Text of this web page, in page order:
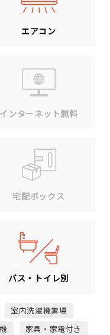
エアコン
インターネット無料
宅配ボックス
バス・トイレ別
室内洗濯機置場
家具・家電付き